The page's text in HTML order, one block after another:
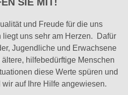
und Freude für die uns
liegt uns sehr am Herzen. Dafür
Jugendliche und Erwachsene
hilfebedürftige Menschen
diese Werte spüren und
auf Ihre Hilfe angewiesen.